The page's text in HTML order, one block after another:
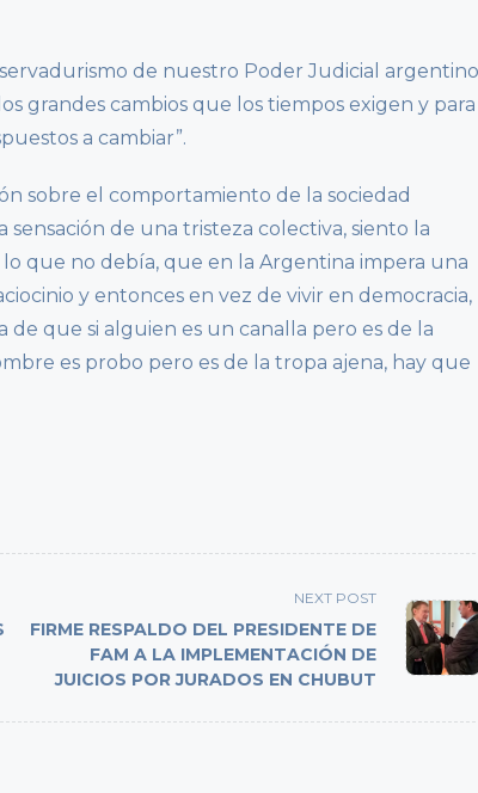
de nuestro Poder Judicial argentino
grandes cambios que los tiempos exigen y para
a cambiar”.
sobre el comportamiento de la sociedad
sensación de una tristeza colectiva, siento la
que no debía, que en la Argentina impera una
y entonces en vez de vivir en democracia,
que si alguien es un canalla pero es de la
es probo pero es de la tropa ajena, hay que
NEXT POST
FIRME RESPALDO DEL PRESIDENTE DE
FAM A LA IMPLEMENTACIÓN DE
JUICIOS POR JURADOS EN CHUBUT